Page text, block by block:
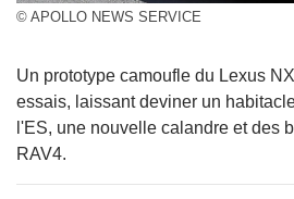
© APOLLO NEWS SERVICE
Un prototype camoufle du Lexus
essais, laissant deviner un
l'ES, une nouvelle calandre et des
RAV4.